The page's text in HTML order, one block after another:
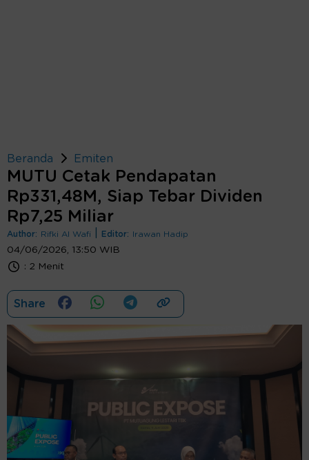
Beranda Emiten
MUTU Cetak Pendapatan
Rp331,48M, Siap Tebar Dividen
Rp7,25 Miliar
Author: Rifki Al Wafi Editor: Irawan Hadip
04/06/2026, 13:50 WIB
: 2 Menit
Share